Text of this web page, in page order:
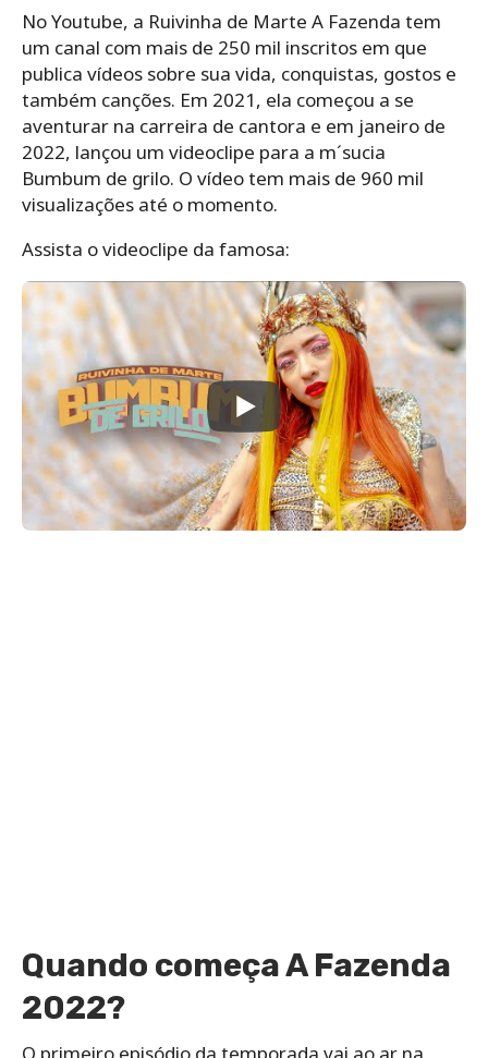
No Youtube, a Ruivinha de Marte A Fazenda tem
um canal com mais de 250 mil inscritos em que
publica vídeos sobre sua vida, conquistas, gostos e
também canções. Em 2021, ela começou a se
aventurar na carreira de cantora e em janeiro de
2022, lançou um videoclipe para a m´sucia
Bumbum de grilo. O vídeo tem mais de 960 mil
visualizações até o momento.
Assista o videoclipe da famosa:
Quando começa A Fazenda
2022?